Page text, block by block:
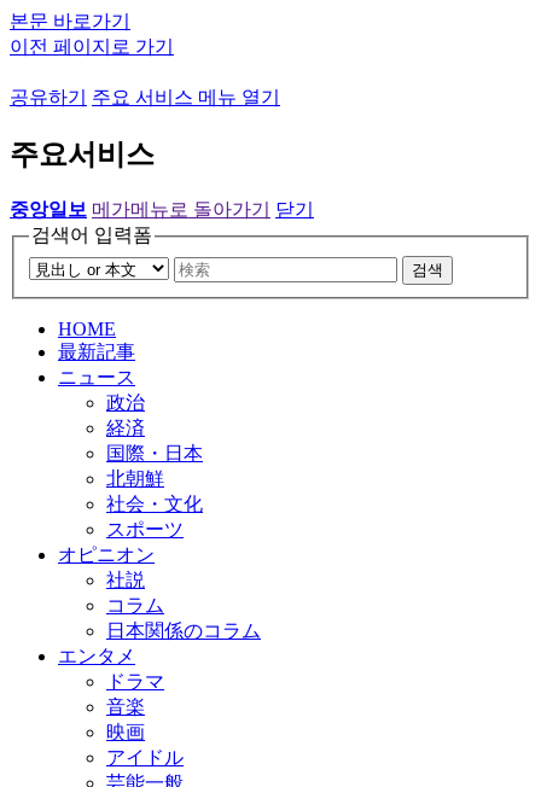
본문 바로가기
이전 페이지로 가기
공유하기 주요 서비스 메뉴 열기
주요서비스
중앙일보 메가메뉴로 돌아가기
닫기
검색어 입력폼
검색
HOME
最新記事
ニュース
政治
経済
国際・日本
北朝鮮
社会・文化
スポーツ
オピニオン
社説
コラム
日本関係のコラム
エンタメ
ドラマ
音楽
映画
アイドル
芸能一般